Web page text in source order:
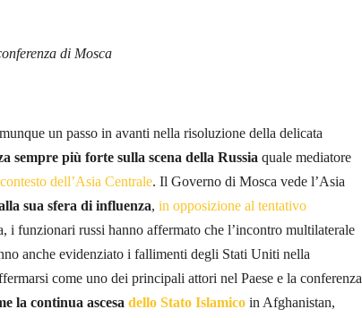
di Mosca
un passo in avanti nella risoluzione della delicata
sempre più forte sulla scena della Russia quale mediatore
dell’Asia Centrale. Il Governo di Mosca vede l’Asia
sua sfera di influenza, in opposizione al tentativo
i funzionari russi hanno affermato che l’incontro multilaterale
anche evidenziato i fallimenti degli Stati Uniti nella
come uno dei principali attori nel Paese e la conferenza
la continua ascesa dello Stato Islamico in Afghanistan,